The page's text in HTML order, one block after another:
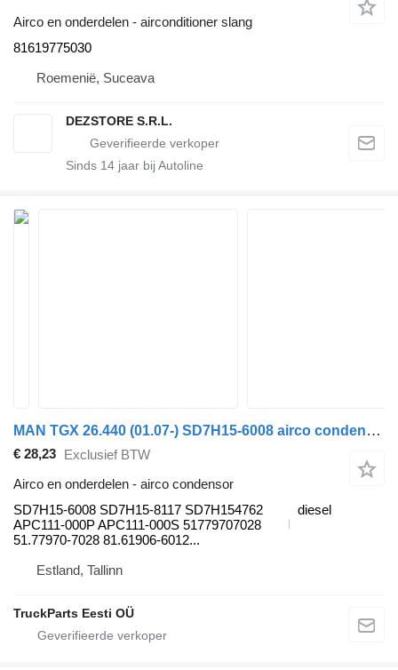
Airco en onderdelen - airconditioner slang
81619775030
Roemenië, Suceava
DEZSTORE S.R.L.
Sinds 14 jaar bij Autoline
MAN TGX 26.440 (01.07-) SD7H15-6008 airco condensor voor MAN TGL, TGM, TGS, TGX (2005-2021) trekker
€ 28,23
Exclusief BTW
Airco en onderdelen - airco condensor
SD7H15-6008 SD7H15-8117 SD7H154762
APC111-000P APC111-000S 51779707028
51.77970-7028 81.61906-6012...
diesel
Estland, Tallinn
TruckParts Eesti OÜ